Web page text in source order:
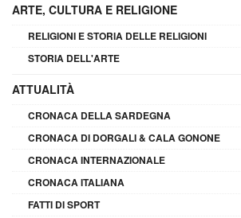
ARTE, CULTURA E RELIGIONE
RELIGIONI E STORIA DELLE RELIGIONI
STORIA DELL'ARTE
ATTUALITÀ
CRONACA DELLA SARDEGNA
CRONACA DI DORGALI & CALA GONONE
CRONACA INTERNAZIONALE
CRONACA ITALIANA
FATTI DI SPORT